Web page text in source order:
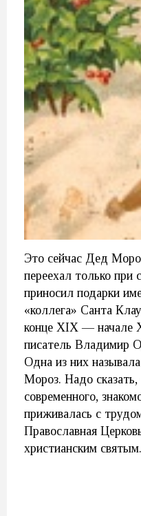
Это сейчас Дед
переехал только
приносил подарки
«коллега» Санта
конце XIX — начале
писатель Владимир
Одна из них
Мороз. Надо
современного,
приживалась с
Православная
христианским